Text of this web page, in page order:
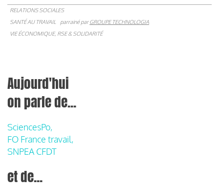
RELATIONS SOCIALES
SANTÉ AU TRAVAIL
parrainé parGROUPE TECHNOLOGIA
VIE ÉCONOMIQUE, RSE & SOLIDARITÉ
Aujourd'hui
on parle de...
SciencesPo,
FO France travail,
SNPEA CFDT
et de...